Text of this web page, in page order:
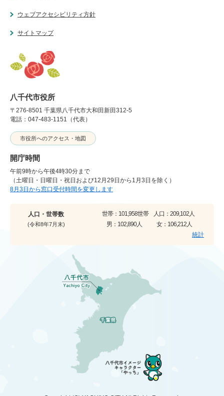
ウェブアクセシビリティ方針
サイトマップ
八千代市役所
〒276-8501 千葉県八千代市大和田新田312-5
電話：047-483-1151（代表）
市役所へのアクセス・地図
開庁時間
午前9時から午後4時30分まで
（土曜日・日曜日・祝日および12月29日から1月3日を除く）
8月3日から窓口受付時間を変更します
人口・世帯数
(令和8年7月末)
世帯： 101,958世帯 人口： 209,102人
男： 102,890人 女： 106,212人
統計